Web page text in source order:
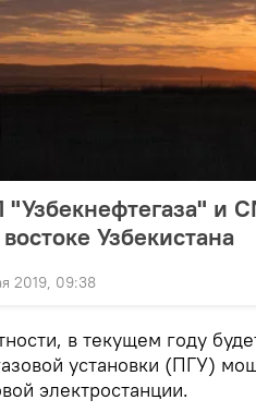
и
Узбекистана
2019, 09:38
в текущем году
установки (ПГУ)
электростанции.